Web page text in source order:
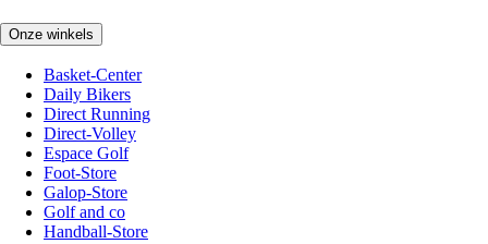
Onze winkels
Basket-Center
Daily Bikers
Direct Running
Direct-Volley
Espace Golf
Foot-Store
Galop-Store
Golf and co
Handball-Store